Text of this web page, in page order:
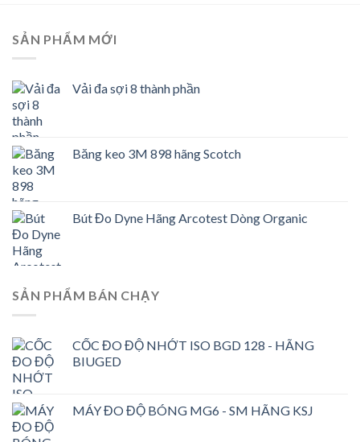
SẢN PHẨM MỚI
Vải đa sợi 8 thành phần
Băng keo 3M 898 hãng Scotch
Bút Đo Dyne Hãng Arcotest Dòng Organic
SẢN PHẨM BÁN CHẠY
CỐC ĐO ĐỘ NHỚT ISO BGD 128 - HÃNG
BIUGED
MÁY ĐO ĐỘ BÓNG MG6 - SM HÃNG KSJ